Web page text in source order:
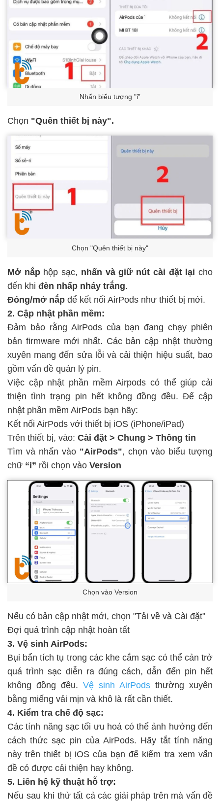
Nhấn biểu tượng "i”
Chọn "Quên thiết bị này".
Chọn "Quên thiết bị này"
Mở nắp hộp sạc, nhấn và giữ nút cài đặt lạicho
đến khi đèn nhấp nháy trắng.
Đóng/mở nắp để kết nối AirPods như thiết bị mới.
2. Cập nhật phần mềm:
Đảm bảo rằng AirPods của bạn đang chạy phiên
bản firmware mới nhất. Các bản cập nhật thường
xuyên mang đến sửa lỗi và cải thiện hiệu suất, bao
gồm vấn đề quản lý pin.
Việc cập nhật phần mềm Airpods có thể giúp cải
thiện tình trạng pin hết không đồng đều. Để cập
nhật phần mềm AirPods bạn hãy:
Kết nối AirPods với thiết bị iOS (iPhone/iPad)
Trên thiết bị, vào: Cài đặt > Chung > Thông tin
Tìm và nhấn vào "AirPods", chọn vào biểu tượng
chữ “i” rồi chọn vào Version
Chọn vào Version
Nếu có bản cập nhật mới, chọn "Tải về và Cài đặt"
Đợi quá trình cập nhật hoàn tất
3. Vệ sinh AirPods:
Bụi bẩn tích tụ trong các khe cắm sạc có thể cản trở
quá trình sạc diễn ra đúng cách, dẫn đến pin hết
không đồng đều. Vệ sinh AirPods thường xuyên
bằng miếng vải mịn và khô là rất cần thiết.
4. Kiểm tra chế độ sạc:
Các tính năng sạc tối ưu hoá có thể ảnh hưởng đến
cách thức sạc pin của AirPods. Hãy tắt tính năng
này trên thiết bị iOS của bạn để kiểm tra xem vấn
đề có được cải thiện hay không.
5. Liên hệ kỹ thuật hỗ trợ:
Nếu sau khi thử tất cả các giải pháp trên mà vấn đề